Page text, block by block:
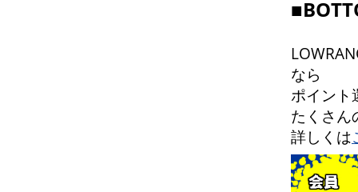
なら
ポイント
たくさん
詳しくは